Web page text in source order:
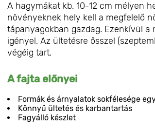
A hagymákat kb. 10-12 cm mélyen
növényeknek hely kell a megfelelő
tápanyagokban gazdag. Ezenkívül
igényel. Az ültetésre ősszel
végéig tart.
A fajta előnyei
Formák és árnyalatok sokfélesége
Könnyű ültetés és karbantartás
Fagyálló készlet